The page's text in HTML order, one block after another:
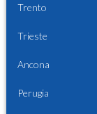
Trento
Trieste
Ancona
Perugia